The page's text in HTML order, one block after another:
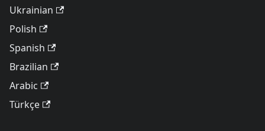
Ukrainian
Polish
Spanish
Brazilian
Arabic
Türkçe